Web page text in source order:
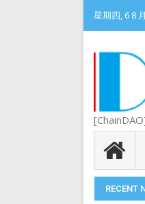
星期四, 6 8
RECENT